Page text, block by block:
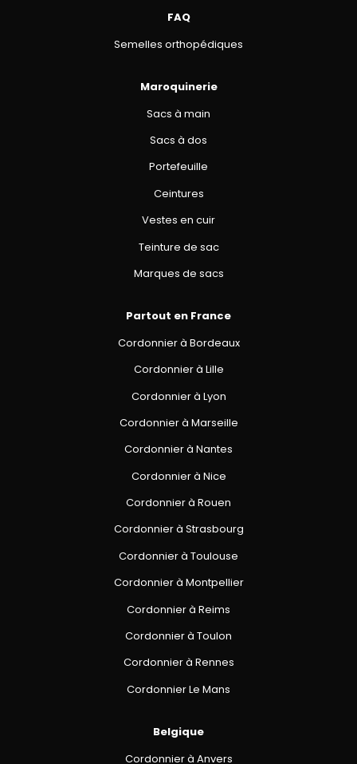
FAQ
Semelles orthopédiques
Maroquinerie
Sacs à main
Sacs à dos
Portefeuille
Ceintures
Vestes en cuir
Teinture de sac
Marques de sacs
Partout en France
Cordonnier à Bordeaux
Cordonnier à Lille
Cordonnier à Lyon
Cordonnier à Marseille
Cordonnier à Nantes
Cordonnier à Nice
Cordonnier à Rouen
Cordonnier à Strasbourg
Cordonnier à Toulouse
Cordonnier à Montpellier
Cordonnier à Reims
Cordonnier à Toulon
Cordonnier à Rennes
Cordonnier Le Mans
Belgique
Cordonnier à Anvers